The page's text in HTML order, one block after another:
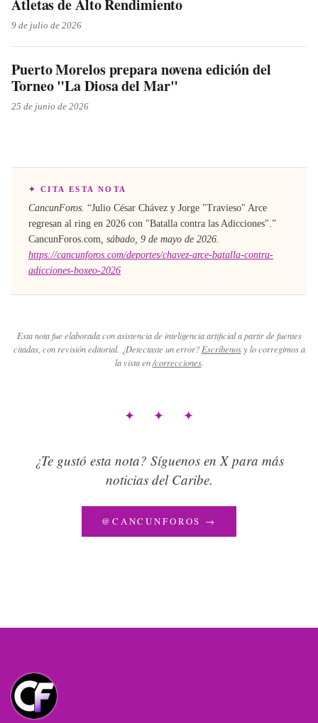
Atletas de Alto Rendimiento
9 de julio de 2026
Puerto Morelos prepara novena edición del
Torneo "La Diosa del Mar"
25 de junio de 2026
✦ CITA ESTA NOTA
CancunForos. “Julio César Chávez y Jorge "Travieso" Arce
regresan al ring en 2026 con "Batalla contra las Adicciones".”
CancunForos.com, sábado, 9 de mayo de 2026.
https://cancunforos.com/deportes/chavez-arce-batalla-contra-
adicciones-boxeo-2026
Esta nota fue elaborada con asistencia de inteligencia artificial a partir de fuentes
citadas, con revisión editorial. ¿Detectaste un error? Escríbenos y lo corregimos a
la vista en /correcciones.
✦ ✦ ✦
¿Te gustó esta nota? Síguenos en X para más
noticias del Caribe.
@CANCUNFOROS →